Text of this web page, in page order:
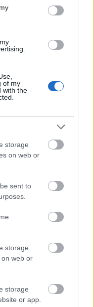
of my
with the
storage
on web or
sent to
storage
web or
storage
or app.